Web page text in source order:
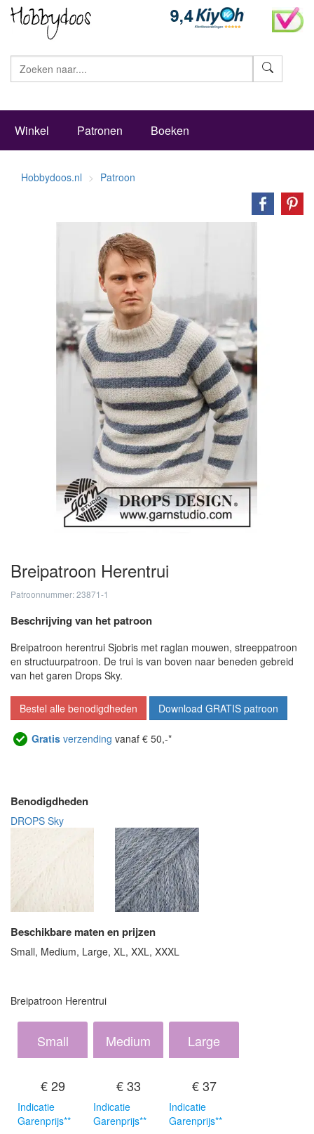
Winkel Patronen Boeken
Hobbydoos.nl Patroon
Breipatroon Herentrui
Patroonnummer: 23871-1
Beschrijving van het patroon
Breipatroon herentrui Sjobris met raglan mouwen, streeppatroon
en structuurpatroon. De trui is van boven naar beneden gebreid
van het garen Drops Sky.
Bestel alle benodigdheden Download GRATIS patroon
Gratis verzending vanaf € 50,-*
Benodigdheden
DROPS Sky
Beschikbare maten en prijzen
Small, Medium, Large, XL, XXL, XXXL
Breipatroon Herentrui
Small
€ 29
Indicatie
Garenprijs**
Medium
€ 33
Indicatie
Garenprijs**
Large
€ 37
Indicatie
Garenprijs**